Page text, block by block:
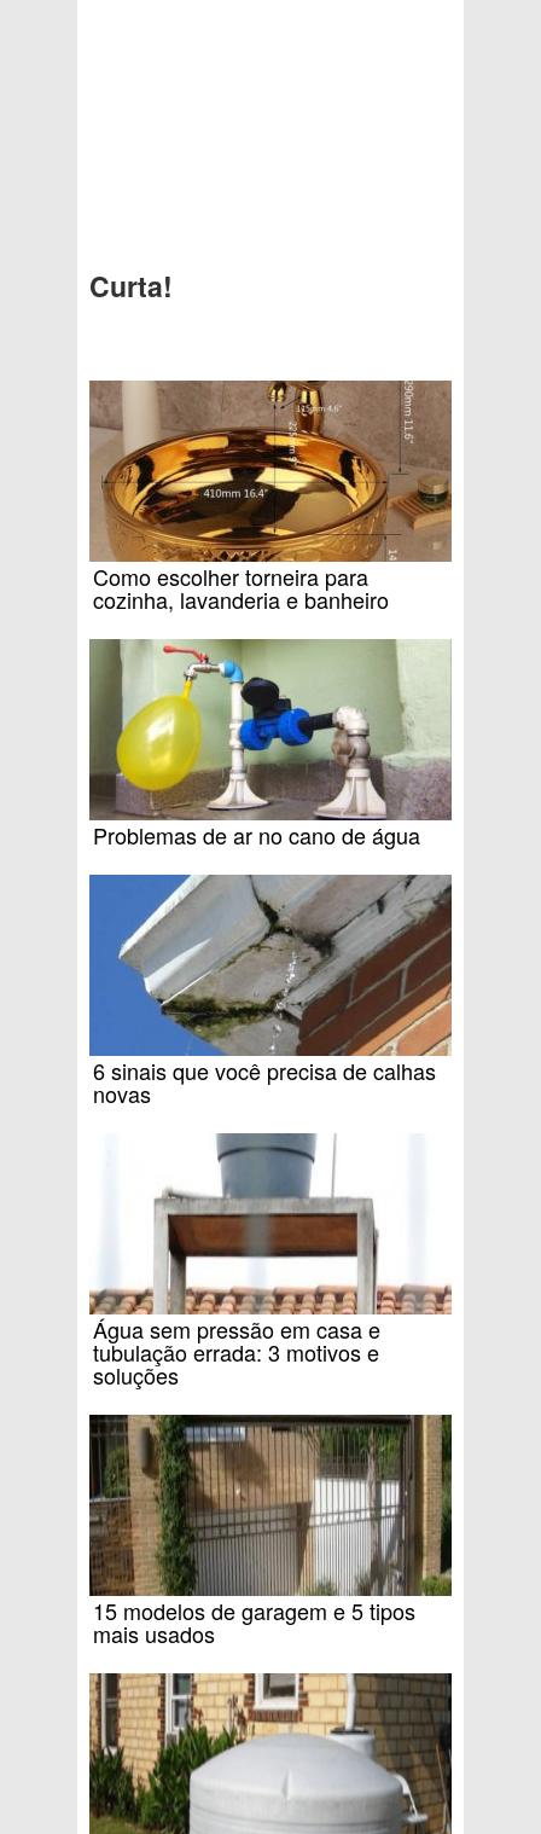
Curta!
Como escolher torneira para
cozinha, lavanderia e banheiro
Problemas de ar no cano de água
6 sinais que você precisa de calhas
novas
Água sem pressão em casa e
tubulação errada: 3 motivos e
soluções
15 modelos de garagem e 5 tipos
mais usados